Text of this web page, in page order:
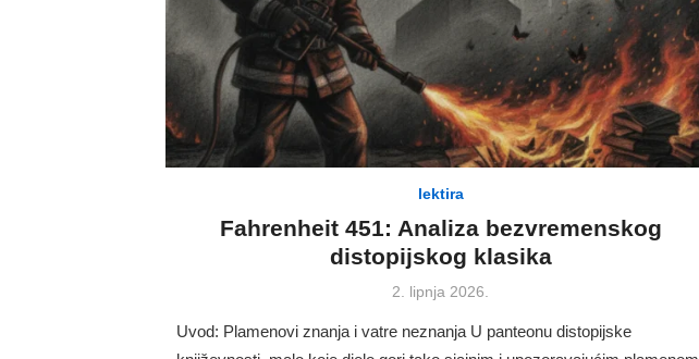
lektira
Fahrenheit 451: Analiza bezvremenskog
distopijskog klasika
Posted
2. lipnja 2026.
Uvod: Plamenovi znanja i vatre neznanja U panteonu distopijske